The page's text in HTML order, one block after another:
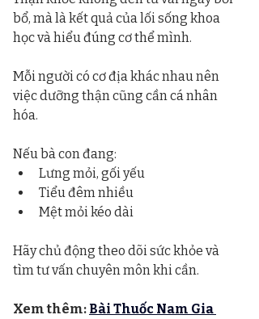
bổ, mà là kết quả của lối sống khoa
học và hiểu đúng cơ thể mình.
Mỗi người có cơ địa khác nhau nên
việc dưỡng thận cũng cần cá nhân
hóa.
Nếu bà con đang:
Lưng mỏi, gối yếu
Tiểu đêm nhiều
Mệt mỏi kéo dài
Hãy chủ động theo dõi sức khỏe và
tìm tư vấn chuyên môn khi cần.
Xem thêm: Bài Thuốc Nam Gia